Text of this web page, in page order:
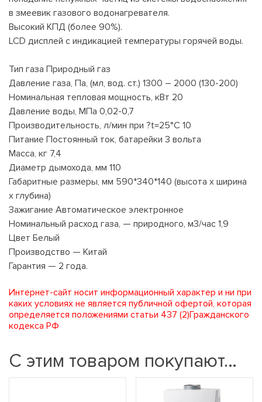
в змеевик газового водонагревателя.
Высокий КПД (более 90%).
LCD дисплей с индикацией температуры горячей воды.
Тип газа Природный газ
Давление газа, Па, (мл, вод. ст.) 1300 – 2000 (130-200)
Номинальная тепловая мощность, кВт 20
Давление воды, МПа 0,02-0,7
Производительность, л/мин при ?t=25°С 10
Питание Постоянный ток, батарейки 3 вольта
Масса, кг 7,4
Диаметр дымохода, мм 110
Габаритные размеры, мм 590*340*140 (высота х ширина
х глубина)
Зажигание Автоматическое электронное
Номинальный расход газа, — природного, м3/час 1,9
Цвет Белый
Производство — Китай
Гарантия — 2 года.
Интернет-сайт носит информационный характер и ни при
каких условиях не является публичной офертой, которая
определяется положениями статьи 437 (2)Гражданского
кодекса РФ
С этим товаром покупают…